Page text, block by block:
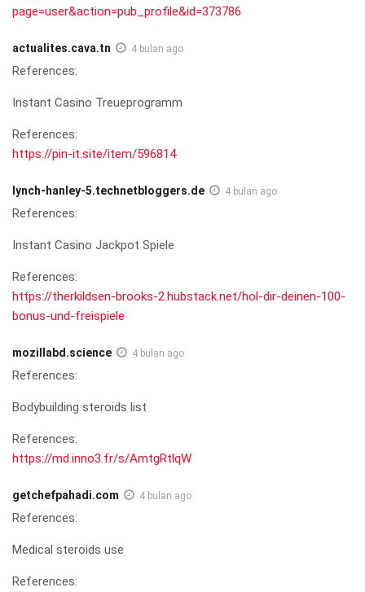
page=user&action=pub_profile&id=373786
actualites.cava.tn 4 bulan ago
References:
Instant Casino Treueprogramm
References:
https://pin-it.site/item/596814
lynch-hanley-5.technetbloggers.de 4 bulan ago
References:
Instant Casino Jackpot Spiele
References:
https://therkildsen-brooks-2.hubstack.net/hol-dir-deinen-100-
bonus-und-freispiele
mozillabd.science 4 bulan ago
References:
Bodybuilding steroids list
References:
https://md.inno3.fr/s/AmtgRtlqW
getchefpahadi.com 4 bulan ago
References:
Medical steroids use
References: